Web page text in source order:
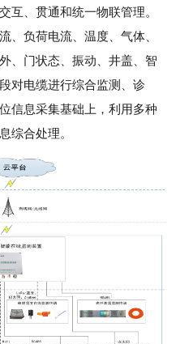
互、贯通和统一物联管理。
、负荷电流、温度、气体、
、门状态、振动、井盖、智
对电缆进行综合监测、诊
信息采集基础上，利用多种
综合处理。